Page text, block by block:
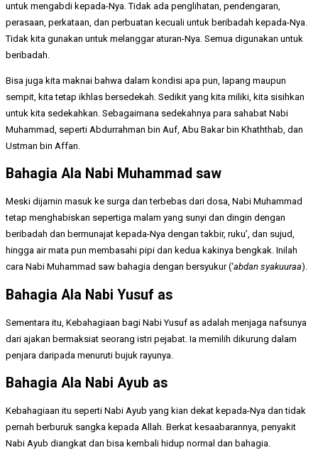
untuk mengabdi kepada-Nya. Tidak ada penglihatan, pendengaran,
perasaan, perkataan, dan perbuatan kecuali untuk beribadah kepada-Nya.
Tidak kita gunakan untuk melanggar aturan-Nya. Semua digunakan untuk
beribadah.
Bisa juga kita maknai bahwa dalam kondisi apa pun, lapang maupun
sempit, kita tetap ikhlas bersedekah. Sedikit yang kita miliki, kita sisihkan
untuk kita sedekahkan. Sebagaimana sedekahnya para sahabat Nabi
Muhammad, seperti Abdurrahman bin Auf, Abu Bakar bin Khaththab, dan
Ustman bin Affan.
Bahagia Ala Nabi Muhammad saw
Meski dijamin masuk ke surga dan terbebas dari dosa, Nabi Muhammad
tetap menghabiskan sepertiga malam yang sunyi dan dingin dengan
beribadah dan bermunajat kepada-Nya dengan takbir, ruku’, dan sujud,
hingga air mata pun membasahi pipi dan kedua kakinya bengkak. Inilah
cara Nabi Muhammad saw bahagia dengan bersyukur (‘abdan syakuuraa).
Bahagia Ala Nabi Yusuf as
Sementara itu, Kebahagiaan bagi Nabi Yusuf as adalah menjaga nafsunya
dari ajakan bermaksiat seorang istri pejabat. Ia memilih dikurung dalam
penjara daripada menuruti bujuk rayunya.
Bahagia Ala Nabi Ayub as
Kebahagiaan itu seperti Nabi Ayub yang kian dekat kepada-Nya dan tidak
pernah berburuk sangka kepada Allah. Berkat kesaabarannya, penyakit
Nabi Ayub diangkat dan bisa kembali hidup normal dan bahagia.